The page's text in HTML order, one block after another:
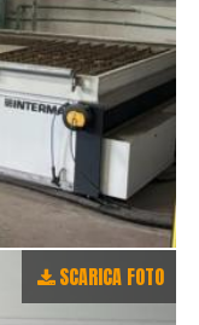
SCARICA FOTO